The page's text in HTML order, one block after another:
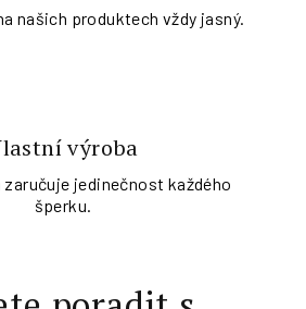
našich produktech vždy jasný.
výroba
jedinečnost každého
šperku.